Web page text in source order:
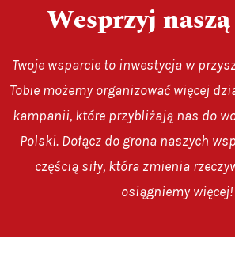
Wesprzyj
Twoje wsparcie to inwestycja w
Tobie możemy organizować więcej
kampanii, które przybliżają nas do
Polski. Dołącz do grona naszych
częścią siły, która zmienia
osiągniemy więcej!